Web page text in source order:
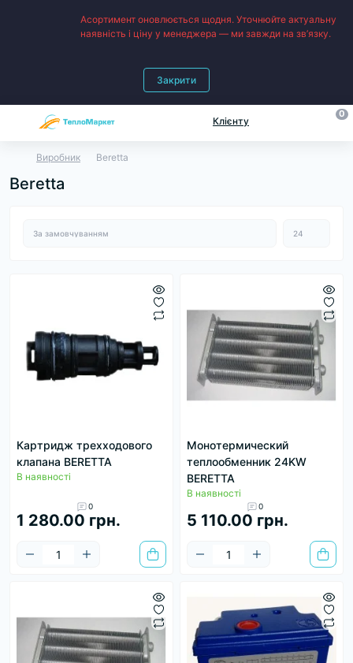
Асортимент оновлюється щодня. Уточнюйте актуальну
наявність і ціну у менеджера — ми завжди на зв’язку.
Закрити
Клієнту
0
Виробник Beretta
Beretta
Картридж трехходового
клапана BERETTA
В наявності
0
1 280.00 грн.
Монотермический
теплообменник 24KW
BERETTA
В наявності
0
5 110.00 грн.